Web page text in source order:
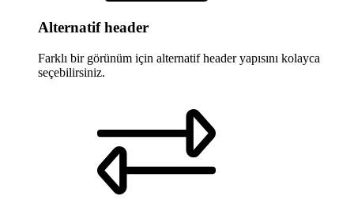
Alternatif header
Farklı bir görünüm için alternatif header yapısını kolayca
seçebilirsiniz.